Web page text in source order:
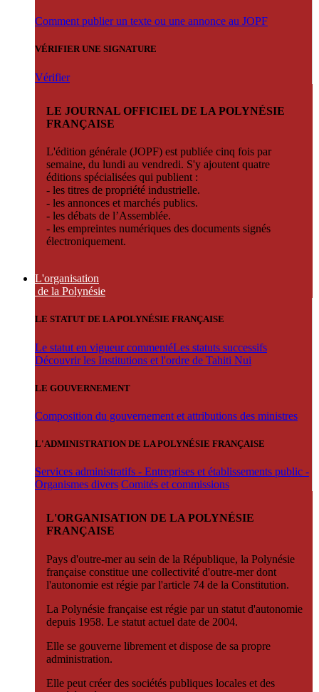
Comment publier un texte ou une annonce au JOPF
VÉRIFIER UNE SIGNATURE
Vérifier
LE JOURNAL OFFICIEL DE LA POLYNÉSIE
FRANÇAISE
L'édition générale (JOPF) est publiée cinq fois par
semaine, du lundi au vendredi. S'y ajoutent quatre
éditions spécialisées qui publient :
- les titres de propriété industrielle.
- les annonces et marchés publics.
- les débats de l’Assemblée.
- les empreintes numériques des documents signés
électroniquement.
L'organisation
de la Polynésie
LE STATUT DE LA POLYNÉSIE FRANÇAISE
Le statut en vigueur commentéLes statuts successifs
Découvrir les Institutions et l'ordre de Tahiti Nui
LE GOUVERNEMENT
Composition du gouvernement et attributions des ministres
L'ADMINISTRATION DE LA POLYNÉSIE FRANÇAISE
Services administratifs - Entreprises et établissements public -
Organismes divers Comités et commissions
L'ORGANISATION DE LA POLYNÉSIE
FRANÇAISE
Pays d'outre-mer au sein de la République, la Polynésie
française constitue une collectivité d'outre-mer dont
l'autonomie est régie par l'article 74 de la Constitution.
La Polynésie française est régie par un statut d'autonomie
depuis 1958. Le statut actuel date de 2004.
Elle se gouverne librement et dispose de sa propre
administration.
Elle peut créer des sociétés publiques locales et des